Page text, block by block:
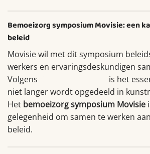
Bemoeizorg symposium Movisie: een
beleid
Movisie wil met dit symposium
werkers en ervaringsdeskundigen
Volgens
is het
niet langer wordt opgedeeld in
Het bemoeizorg symposium Movisie
gelegenheid om samen te werken
beleid.